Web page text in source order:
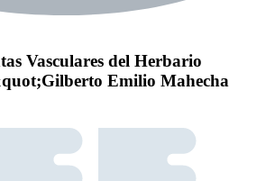
Vasculares del Herbario
Emilio Mahecha